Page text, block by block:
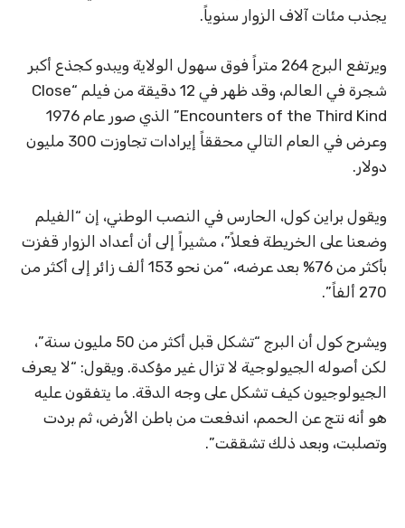
يجذب مئات آلاف الزوار سنوياً.
ويرتفع البرج 264 متراً فوق سهول الولاية ويبدو كجذع أكبر
شجرة في العالم، وقد ظهر في 12 دقيقة من فيلم “Close
Encounters of the Third Kind” الذي صور عام 1976
وعرض في العام التالي محققاً إيرادات تجاوزت 300 مليون
دولار.
ويقول براين كول، الحارس في النصب الوطني، إن “الفيلم
وضعنا على الخريطة فعلاً”، مشيراً إلى أن أعداد الزوار قفزت
بأكثر من 76% بعد عرضه، “من نحو 153 ألف زائر إلى أكثر من
270 ألفاً”.
ويشرح كول أن البرج “تشكل قبل أكثر من 50 مليون سنة”،
لكن أصوله الجيولوجية لا تزال غير مؤكدة. ويقول: “لا يعرف
الجيولوجيون كيف تشكل على وجه الدقة. ما يتفقون عليه
هو أنه نتج عن الحمم، اندفعت من باطن الأرض، ثم بردت
وتصلبت، وبعد ذلك تشققت”.